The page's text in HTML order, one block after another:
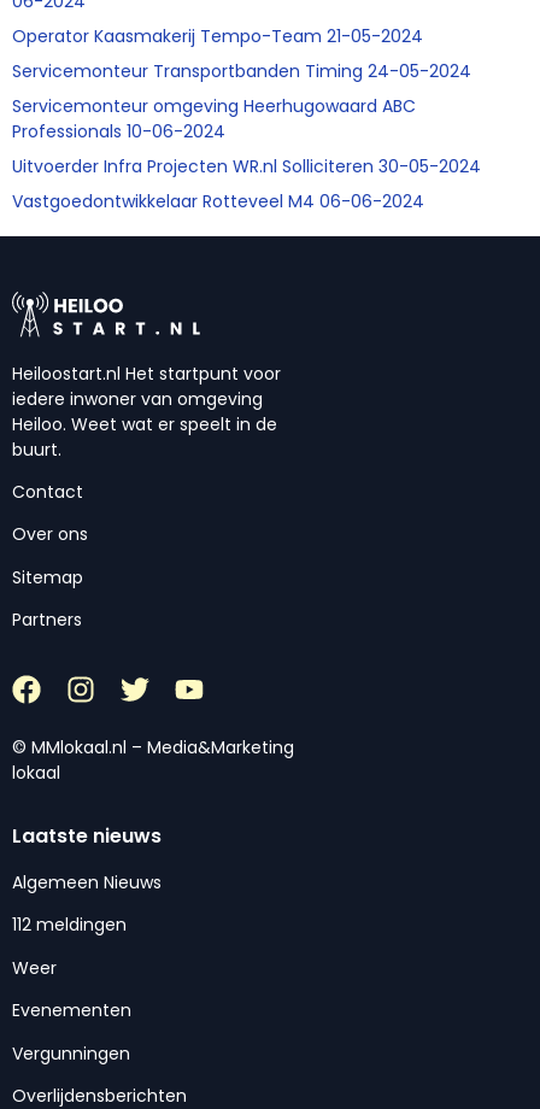
Operator Kaasmakerij Tempo-Team 21-05-2024
Servicemonteur Transportbanden Timing 24-05-2024
Servicemonteur omgeving Heerhugowaard ABC
Professionals 10-06-2024
Uitvoerder Infra Projecten WR.nl Solliciteren 30-05-2024
Vastgoedontwikkelaar Rotteveel M4 06-06-2024
Heiloostart.nl Het startpunt voor
iedere inwoner van omgeving
Heiloo. Weet wat er speelt in de
buurt.
Contact
Over ons
Sitemap
Partners
© MMlokaal.nl – Media&Marketing
lokaal
Laatste nieuws
Algemeen Nieuws
112 meldingen
Weer
Evenementen
Vergunningen
Overlijdensberichten